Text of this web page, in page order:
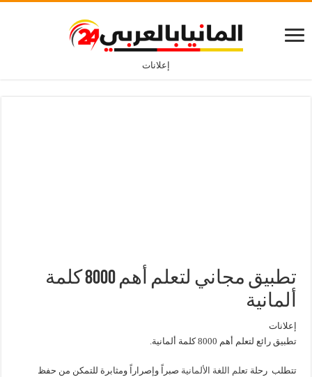
إعلانات
تطبيق مجاني لتعلم أهم 8000 كلمة
ألمانية
إعلانات
تطبيق رائع لتعلم أهم 8000 كلمة ألمانية.
تتطلب رحلةتعلم اللغة الألمانية صبراً وإصراراً ومثابرة للتمكن من حفظ